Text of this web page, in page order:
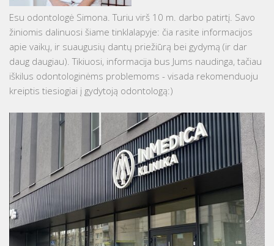
Esu odontologė Simona. Turiu virš 10 m. darbo patirtį. Savo
žiniomis dalinuosi šiame tinklalapyje: čia rasite informacijos
apie vaikų, ir suaugusių dantų priežiūrą bei gydymą (ir dar
daug daugiau). Tikiuosi, informacija bus Jums naudinga, tačiau
iškilus odontologinėms problemoms - visada rekomenduoju
kreiptis tiesiogiai į gydytoją odontologą:)